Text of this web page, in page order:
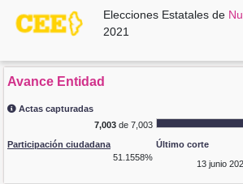
Elecciones Estatales de
2021
Avance Entidad
Actas capturadas
7,003de 7,003
Participación ciudadana
51.1558%
Último corte
13 junio